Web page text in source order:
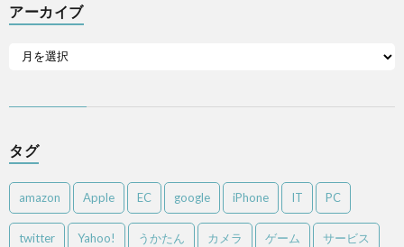
アーカイブ
タグ
amazon Apple EC google iPhone IT PC
twitter Yahoo! うかたん カメラ ゲーム サービス